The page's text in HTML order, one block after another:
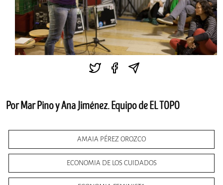
Por Mar Pino y Ana Jiménez. Equipo de EL TOPO
AMAIA PÉREZ OROZCO
ECONOMIA DE LOS CUIDADOS